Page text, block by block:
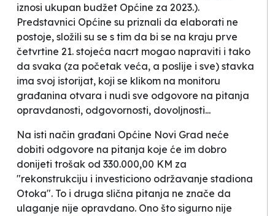
iznosi ukupan budžet Općine za 2023.).
Predstavnici Općine su priznali da elaborati ne
postoje, složili su se s tim da bi se na kraju prve
četvrtine 21. stojeća nacrt mogao napraviti i tako
da svaka (za početak veća, a poslije i sve) stavka
ima svoj istorijat, koji se klikom na monitoru
građanina otvara i nudi sve odgovore na pitanja
opravdanosti, odgovornosti, dovoljnosti...
Na isti način građani Općine Novi Grad neće
dobiti odgovore na pitanja koje će im dobro
donijeti trošak od 330.000,00 KM za
"rekonstrukciju i investiciono održavanje stadiona
Otoka". To i druga slična pitanja ne znače da
ulaganje nije opravdano. Ono što sigurno nije